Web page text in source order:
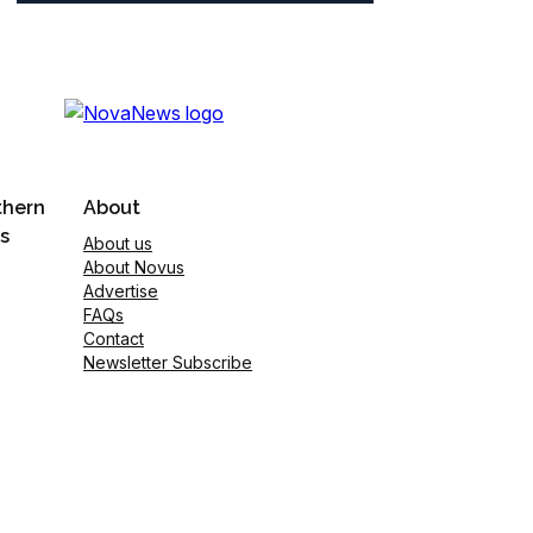
About
About us
About Novus
Advertise
FAQs
Contact
Newsletter Subscribe